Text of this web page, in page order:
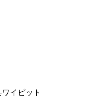
イピット